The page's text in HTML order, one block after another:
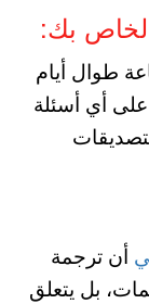
طوال أيام
على أي أسئلة
أن ترجمة
بل يتعلق